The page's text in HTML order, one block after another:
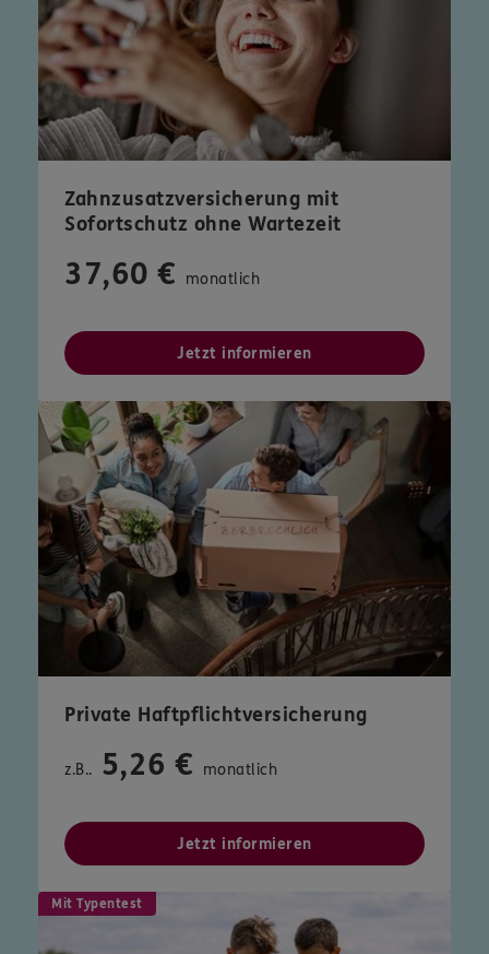
Zahnzusatzversicherung mit
Sofortschutz ohne Wartezeit
37,60 € monatlich
Jetzt informieren
Private Haftpflichtversicherung
z.B.. 5,26 € monatlich
Jetzt informieren
Mit Typentest